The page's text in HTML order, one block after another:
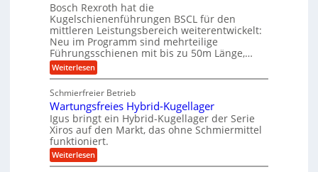
m
g
e
b
u
n
g
e
n
s
e
u
b
b
e
w
e
g
u
n
g
e
n
t
o
m
o
t
i
v
e
n
d
M
a
s
c
h
i
a
l
e
r
W
e
r
k
z
e
u
g
k
r
e
i
s
Bosch Rexroth hat die
Kugelschienenführungen BSCL für den
mittleren Leistungsbereich weiterentwickelt:
Neu im Programm sind mehrteilige
Führungsschienen mit bis zu 50m Länge,…
Weiterlesen:
K
g
e
l
s
c
h
i
e
Schmierfreier Betrieb
Wartungsfreies Hybrid-Kugellager
Igus bringt ein Hybrid-Kugellager der Serie
Xiros auf den Markt, das ohne Schmiermittel
funktioniert.
Weiterlesen:
W